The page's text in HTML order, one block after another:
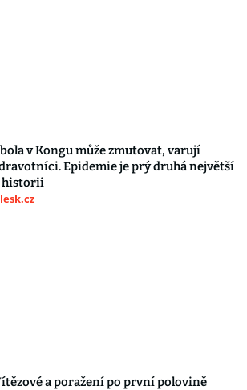
v Kongu může zmutovat, varují
Epidemie je prý druhá největší
historii
a poražení po první polovině